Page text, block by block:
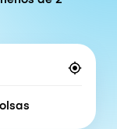
of bags